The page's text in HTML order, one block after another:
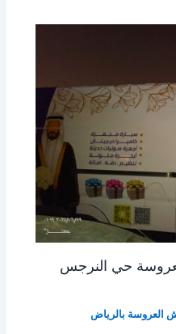
حي النرجس
العروسة بالرياض